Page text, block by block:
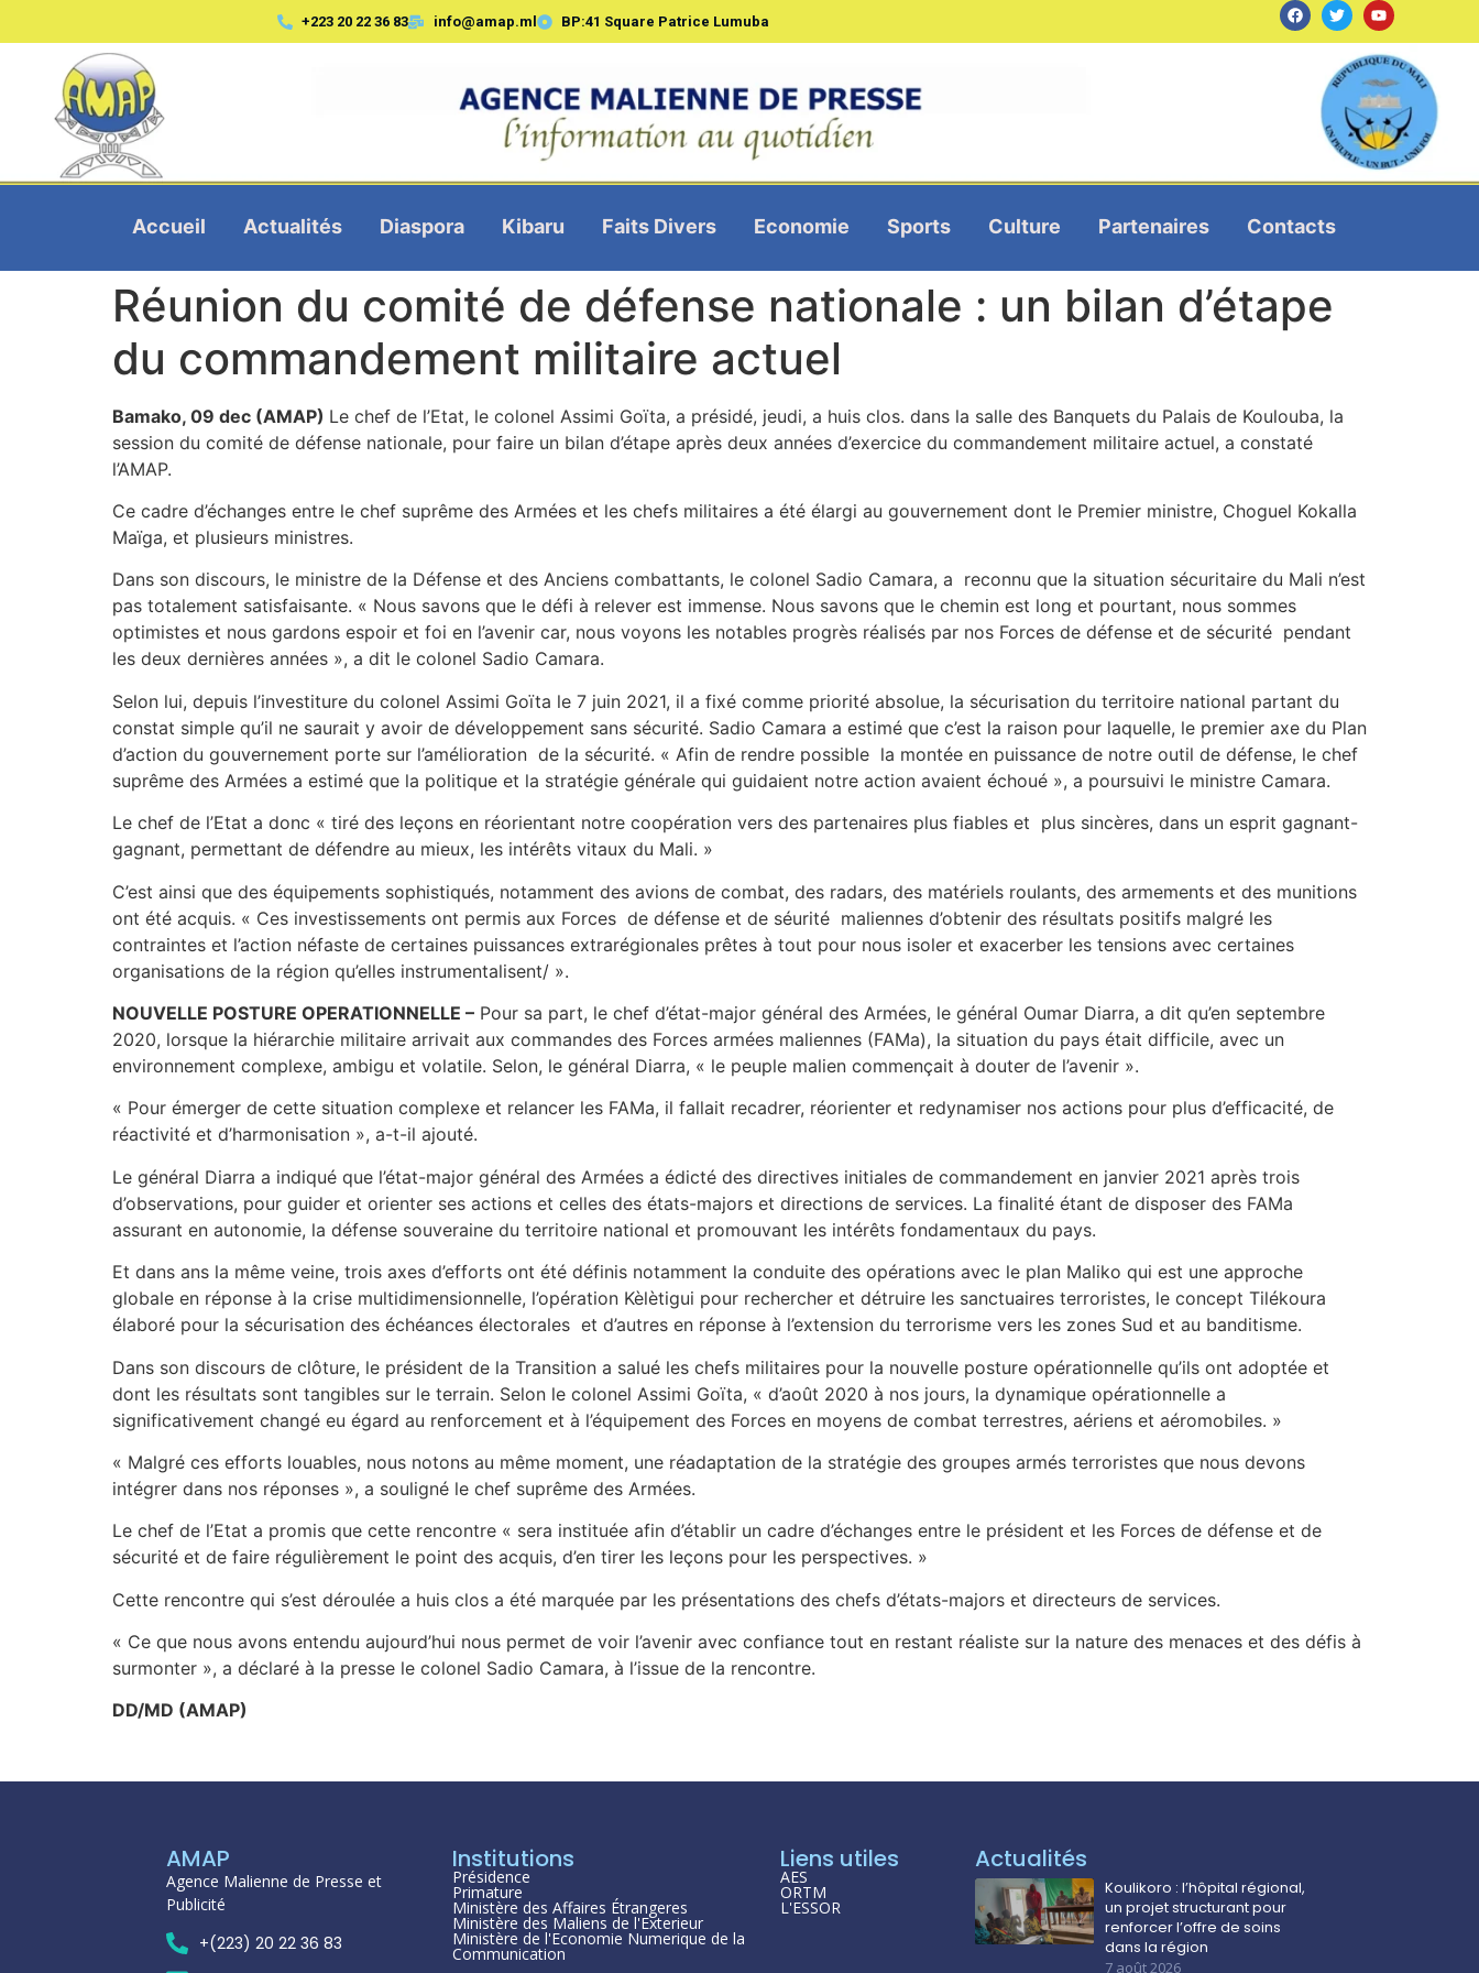
+223 20 22 36 83 info@amap.ml BP:41 Square Patrice Lumuba
Accueil Actualités Diaspora Kibaru Faits Divers Economie Sports Culture Partenaires Contacts
Réunion du comité de défense nationale : un bilan d’étape
du commandement militaire actuel
Bamako, 09 dec (AMAP) Le chef de l’Etat, le colonel Assimi Goïta, a présidé, jeudi, a huis clos. dans la salle des Banquets du Palais de Koulouba, la
session du comité de défense nationale, pour faire un bilan d’étape après deux années d’exercice du commandement militaire actuel, a constaté
l’AMAP.
Ce cadre d’échanges entre le chef suprême des Armées et les chefs militaires a été élargi au gouvernement dont le Premier ministre, Choguel Kokalla
Maïga, et plusieurs ministres.
Dans son discours, le ministre de la Défense et des Anciens combattants, le colonel Sadio Camara, a reconnu que la situation sécuritaire du Mali n’est
pas totalement satisfaisante. « Nous savons que le défi à relever est immense. Nous savons que le chemin est long et pourtant, nous sommes
optimistes et nous gardons espoir et foi en l’avenir car, nous voyons les notables progrès réalisés par nos Forces de défense et de sécurité pendant
les deux dernières années », a dit le colonel Sadio Camara.
Selon lui, depuis l’investiture du colonel Assimi Goïta le 7 juin 2021, il a fixé comme priorité absolue, la sécurisation du territoire national partant du
constat simple qu’il ne saurait y avoir de développement sans sécurité. Sadio Camara a estimé que c’est la raison pour laquelle, le premier axe du Plan
d’action du gouvernement porte sur l’amélioration de la sécurité. « Afin de rendre possible la montée en puissance de notre outil de défense, le chef
suprême des Armées a estimé que la politique et la stratégie générale qui guidaient notre action avaient échoué », a poursuivi le ministre Camara.
Le chef de l’Etat a donc « tiré des leçons en réorientant notre coopération vers des partenaires plus fiables et plus sincères, dans un esprit gagnant-
gagnant, permettant de défendre au mieux, les intérêts vitaux du Mali. »
C’est ainsi que des équipements sophistiqués, notamment des avions de combat, des radars, des matériels roulants, des armements et des munitions
ont été acquis. « Ces investissements ont permis aux Forces de défense et de séurité maliennes d’obtenir des résultats positifs malgré les
contraintes et l’action néfaste de certaines puissances extrarégionales prêtes à tout pour nous isoler et exacerber les tensions avec certaines
organisations de la région qu’elles instrumentalisent/ ».
NOUVELLE POSTURE OPERATIONNELLE – Pour sa part, le chef d’état-major général des Armées, le général Oumar Diarra, a dit qu’en septembre
2020, lorsque la hiérarchie militaire arrivait aux commandes des Forces armées maliennes (FAMa), la situation du pays était difficile, avec un
environnement complexe, ambigu et volatile. Selon, le général Diarra, « le peuple malien commençait à douter de l’avenir ».
« Pour émerger de cette situation complexe et relancer les FAMa, il fallait recadrer, réorienter et redynamiser nos actions pour plus d’efficacité, de
réactivité et d’harmonisation », a-t-il ajouté.
Le général Diarra a indiqué que l’état-major général des Armées a édicté des directives initiales de commandement en janvier 2021 après trois
d’observations, pour guider et orienter ses actions et celles des états-majors et directions de services. La finalité étant de disposer des FAMa
assurant en autonomie, la défense souveraine du territoire national et promouvant les intérêts fondamentaux du pays.
Et dans ans la même veine, trois axes d’efforts ont été définis notamment la conduite des opérations avec le plan Maliko qui est une approche
globale en réponse à la crise multidimensionnelle, l’opération Kèlètigui pour rechercher et détruire les sanctuaires terroristes, le concept Tilékoura
élaboré pour la sécurisation des échéances électorales et d’autres en réponse à l’extension du terrorisme vers les zones Sud et au banditisme.
Dans son discours de clôture, le président de la Transition a salué les chefs militaires pour la nouvelle posture opérationnelle qu’ils ont adoptée et
dont les résultats sont tangibles sur le terrain. Selon le colonel Assimi Goïta, « d’août 2020 à nos jours, la dynamique opérationnelle a
significativement changé eu égard au renforcement et à l’équipement des Forces en moyens de combat terrestres, aériens et aéromobiles. »
« Malgré ces efforts louables, nous notons au même moment, une réadaptation de la stratégie des groupes armés terroristes que nous devons
intégrer dans nos réponses », a souligné le chef suprême des Armées.
Le chef de l’Etat a promis que cette rencontre « sera instituée afin d’établir un cadre d’échanges entre le président et les Forces de défense et de
sécurité et de faire régulièrement le point des acquis, d’en tirer les leçons pour les perspectives. »
Cette rencontre qui s’est déroulée a huis clos a été marquée par les présentations des chefs d’états-majors et directeurs de services.
« Ce que nous avons entendu aujourd’hui nous permet de voir l’avenir avec confiance tout en restant réaliste sur la nature des menaces et des défis à
surmonter », a déclaré à la presse le colonel Sadio Camara, à l’issue de la rencontre.
DD/MD (AMAP)
AMAP
Agence Malienne de Presse et
Publicité
+(223) 20 22 36 83
Institutions
Présidence
Primature
Ministère des Affaires Étrangeres
Ministère des Maliens de l'Exterieur
Ministère de l'Economie Numerique de la
Communication
Liens utiles
AES
ORTM
L'ESSOR
Actualités
Koulikoro : l’hôpital régional,
un projet structurant pour
renforcer l’offre de soins
dans la région
7 août 2026